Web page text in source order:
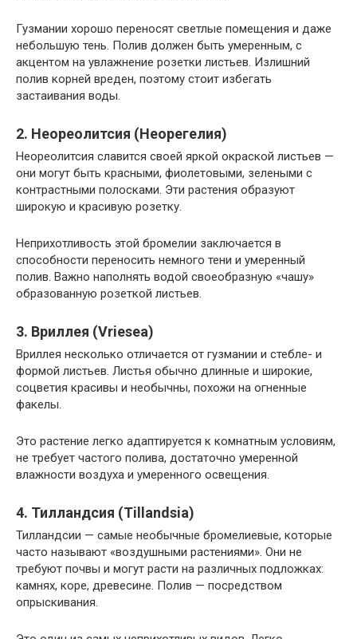
Гузмании хорошо переносят светлые помещения и даже
небольшую тень. Полив должен быть умеренным, с
акцентом на увлажнение розетки листьев. Излишний
полив корней вреден, поэтому стоит избегать
застаивания воды.
2. Неореолитсия (Неорегелия)
Неореолитсия славится своей яркой окраской листьев —
они могут быть красными, фиолетовыми, зелеными с
контрастными полосками. Эти растения образуют
широкую и красивую розетку.
Неприхотливость этой бромелии заключается в
способности переносить немного тени и умеренный
полив. Важно наполнять водой своеобразную «чашу»
образованную розеткой листьев.
3. Вриллея (Vriesea)
Вриллея несколько отличается от гузмании и стебле- и
формой листьев. Листья обычно длинные и широкие,
соцветия красивы и необычны, похожи на огненные
факелы.
Это растение легко адаптируется к комнатным условиям,
не требует частого полива, достаточно умеренной
влажности воздуха и умеренного освещения.
4. Тилландсия (Tillandsia)
Тилландсии — самые необычные бромелиевые, которые
часто называют «воздушными растениями». Они не
требуют почвы и могут расти на различных подложках:
камнях, коре, древесине. Полив — посредством
опрыскивания.